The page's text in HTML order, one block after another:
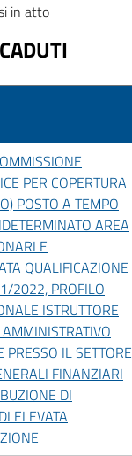
in atto
PER COPERTURA
POSTO A TEMPO
AREA
E
QUALIFICAZIONE
2022, PROFILO
ISTRUTTORE
PRESSO IL SETTORE
FINANZIARI
DI
ELEVATA